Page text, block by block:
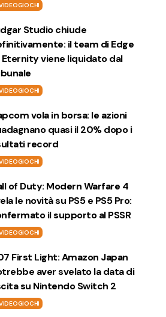
Studio chiude
il team di Edge
viene liquidato dal
vola in borsa: le azioni
quasi il 20% dopo i
record
of Duty: Modern Warfare 4
le novità su PS5 e PS5 Pro:
il supporto al PSSR
First Light: Amazon Japan
aver svelato la data di
su Nintendo Switch 2